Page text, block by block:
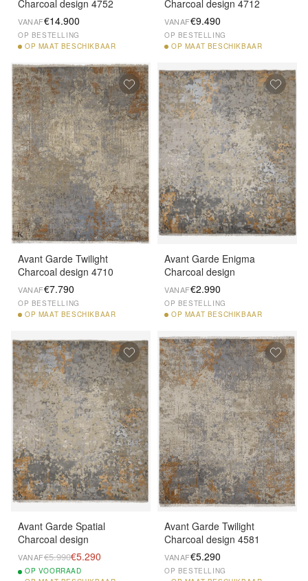
Charcoal design 4752
VANAF€14.900
OP BESTELLING
OP MAAT BESCHIKBAAR
Charcoal design 4712
VANAF€9.490
OP BESTELLING
OP MAAT BESCHIKBAAR
Avant Garde Twilight
Charcoal design 4710
VANAF€7.790
OP BESTELLING
OP MAAT BESCHIKBAAR
Avant Garde Enigma
Charcoal design
VANAF€2.990
OP BESTELLING
OP MAAT BESCHIKBAAR
Avant Garde Spatial
Charcoal design
VANAF€5.990€5.290
OP VOORRAAD
Avant Garde Twilight
Charcoal design 4581
VANAF€5.290
OP BESTELLING